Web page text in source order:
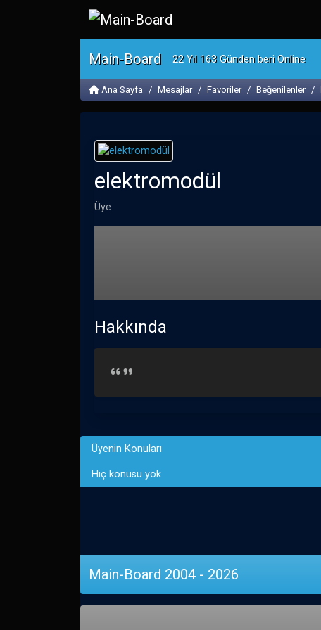
Main-Board 22 Yıl 163 Günden beri Online
Ana Sayfa Mesajlar Favoriler Beğenilenler
elektromodül
Üye
Hakkında
Üyenin Konuları
Hiç konusu yok
Main-Board 2004 - 2026